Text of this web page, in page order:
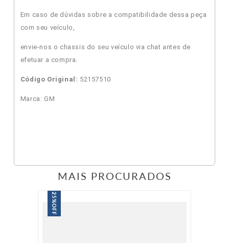
Em caso de dúvidas sobre a compatibilidade dessa peça
com seu veículo,
envie-nos o chassis do seu veículo via chat antes de
efetuar a compra.
Código Original: 52157510
Marca: GM
MAIS PROCURADOS
25%
OFF